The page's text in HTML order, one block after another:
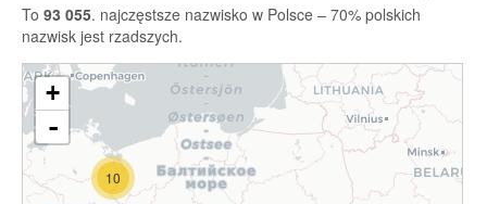
To 93 055. najczęstsze nazwisko w Polsce – 70% polskich
nazwisk jest rzadszych.
10
+
-